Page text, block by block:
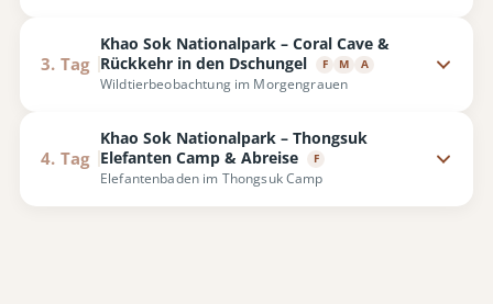
3. Tag
Khao Sok Nationalpark – Coral Cave &
Rückkehr in den Dschungel
F M A
Wildtierbeobachtung im Morgengrauen
4. Tag
Khao Sok Nationalpark – Thongsuk
Elefanten Camp & Abreise
F
Elefantenbaden im Thongsuk Camp